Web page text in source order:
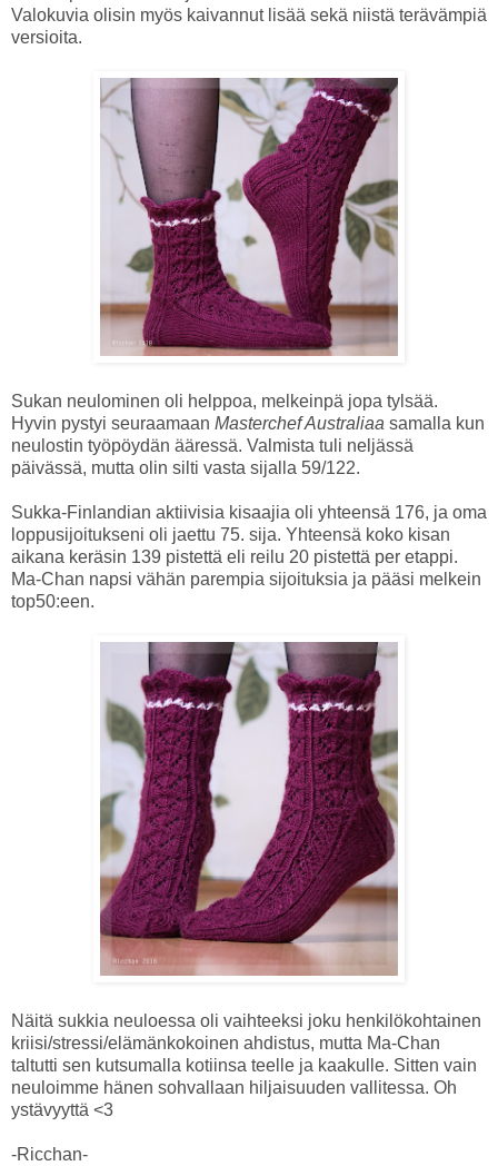
Valokuvia olisin myös kaivannut lisää sekä niistä terävämpiä
versioita.
Sukan neulominen oli helppoa, melkeinpä jopa tylsää.
Hyvin pystyi seuraamaan Masterchef Australiaa samalla kun
neulostin työpöydän ääressä. Valmista tuli neljässä
päivässä, mutta olin silti vasta sijalla 59/122.
Sukka-Finlandian aktiivisia kisaajia oli yhteensä 176, ja oma
loppusijoitukseni oli jaettu 75. sija. Yhteensä koko kisan
aikana keräsin 139 pistettä eli reilu 20 pistettä per etappi.
Ma-Chan napsi vähän parempia sijoituksia ja pääsi melkein
top50:een.
Näitä sukkia neuloessa oli vaihteeksi joku henkilökohtainen
kriisi/stressi/elämänkokoinen ahdistus, mutta Ma-Chan
taltutti sen kutsumalla kotiinsa teelle ja kaakulle. Sitten vain
neuloimme hänen sohvallaan hiljaisuuden vallitessa. Oh
ystävyyttä <3
-Ricchan-